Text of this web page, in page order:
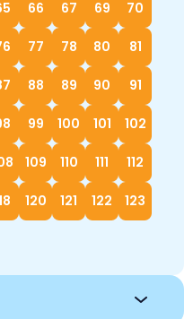
66 67 69 70
77 78 80 81
88 89 90 91
99 100 101 102
109 110 111 112
120 121 122 123